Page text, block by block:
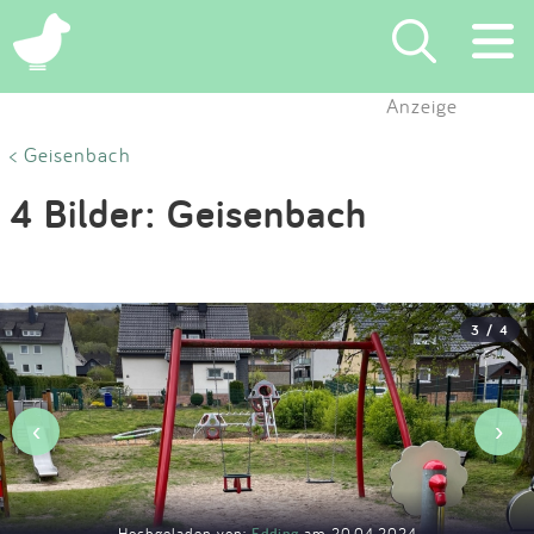
×
Eintragen
Blog
Partner
Kontakt
Anzeige
< Geisenbach
4 Bilder: Geisenbach
3 / 4
‹ ›